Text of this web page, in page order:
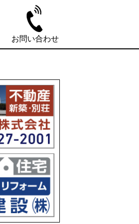
お問い合わせ